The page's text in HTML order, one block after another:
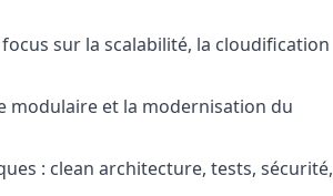
sur la scalabilité, la cloudification
modulaire et la modernisation du
: clean architecture, tests, sécurité,